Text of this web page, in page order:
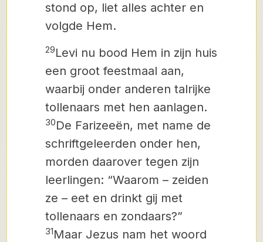
stond op, liet alles achter en
volgde Hem.
29Levi nu bood Hem in zijn huis
een groot feestmaal aan,
waarbij onder anderen talrijke
tollenaars met hen aanlagen.
30De Farizeeën, met name de
schriftgeleerden onder hen,
morden daarover tegen zijn
leerlingen: “Waarom – zeiden
ze – eet en drinkt gij met
tollenaars en zondaars?”
31Maar Jezus nam het woord